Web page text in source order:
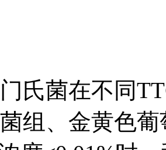
氏菌在不同
组、金黄色